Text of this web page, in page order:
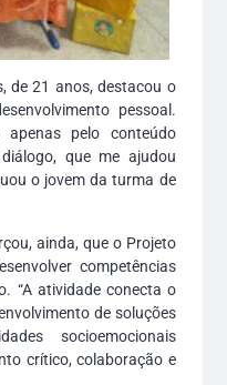
de 21 anos, destacou o
pessoal.
pelo conteúdo
que me ajudou
o jovem da turma de
ainda, que o Projeto
competências
“A atividade conecta o
de soluções
socioemocionais
crítico, colaboração e